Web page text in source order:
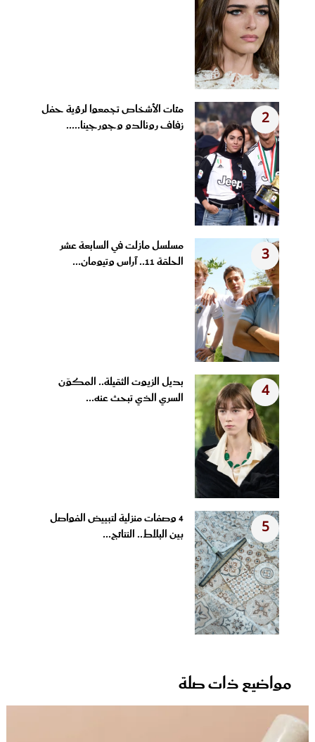
2
مئات الأشخاص تجمعوا لرؤية حفل
زفاف رونالدو وجورجينا.....
3
مسلسل مازلت في السابعة عشر
الحلقة 11.. آراس وتيومان...
4
بديل الزيوت الثقيلة.. المكوّن
السري الذي تبحث عنه...
5
4 وصفات منزلية لتبييض الفواصل
بين البلاط.. النتائج...
مواضيع ذات صلة